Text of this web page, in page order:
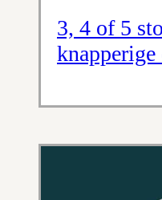
3, 4 of 5
knapperige